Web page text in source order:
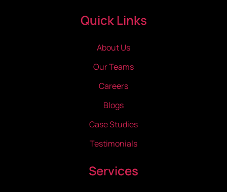
Quick Links
About Us
Our Teams
Careers
Blogs
Case Studies
Testimonials
Services